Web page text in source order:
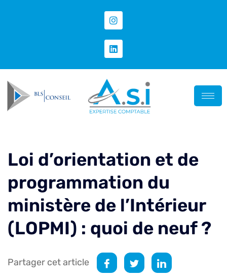
Loi d’orientation et de
programmation du
ministère de l’Intérieur
(LOPMI) : quoi de neuf ?
Partager cet article